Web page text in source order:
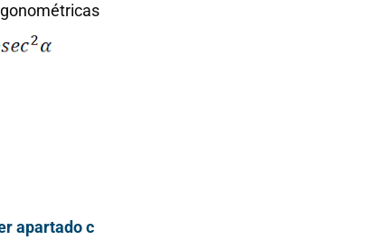
apartado c